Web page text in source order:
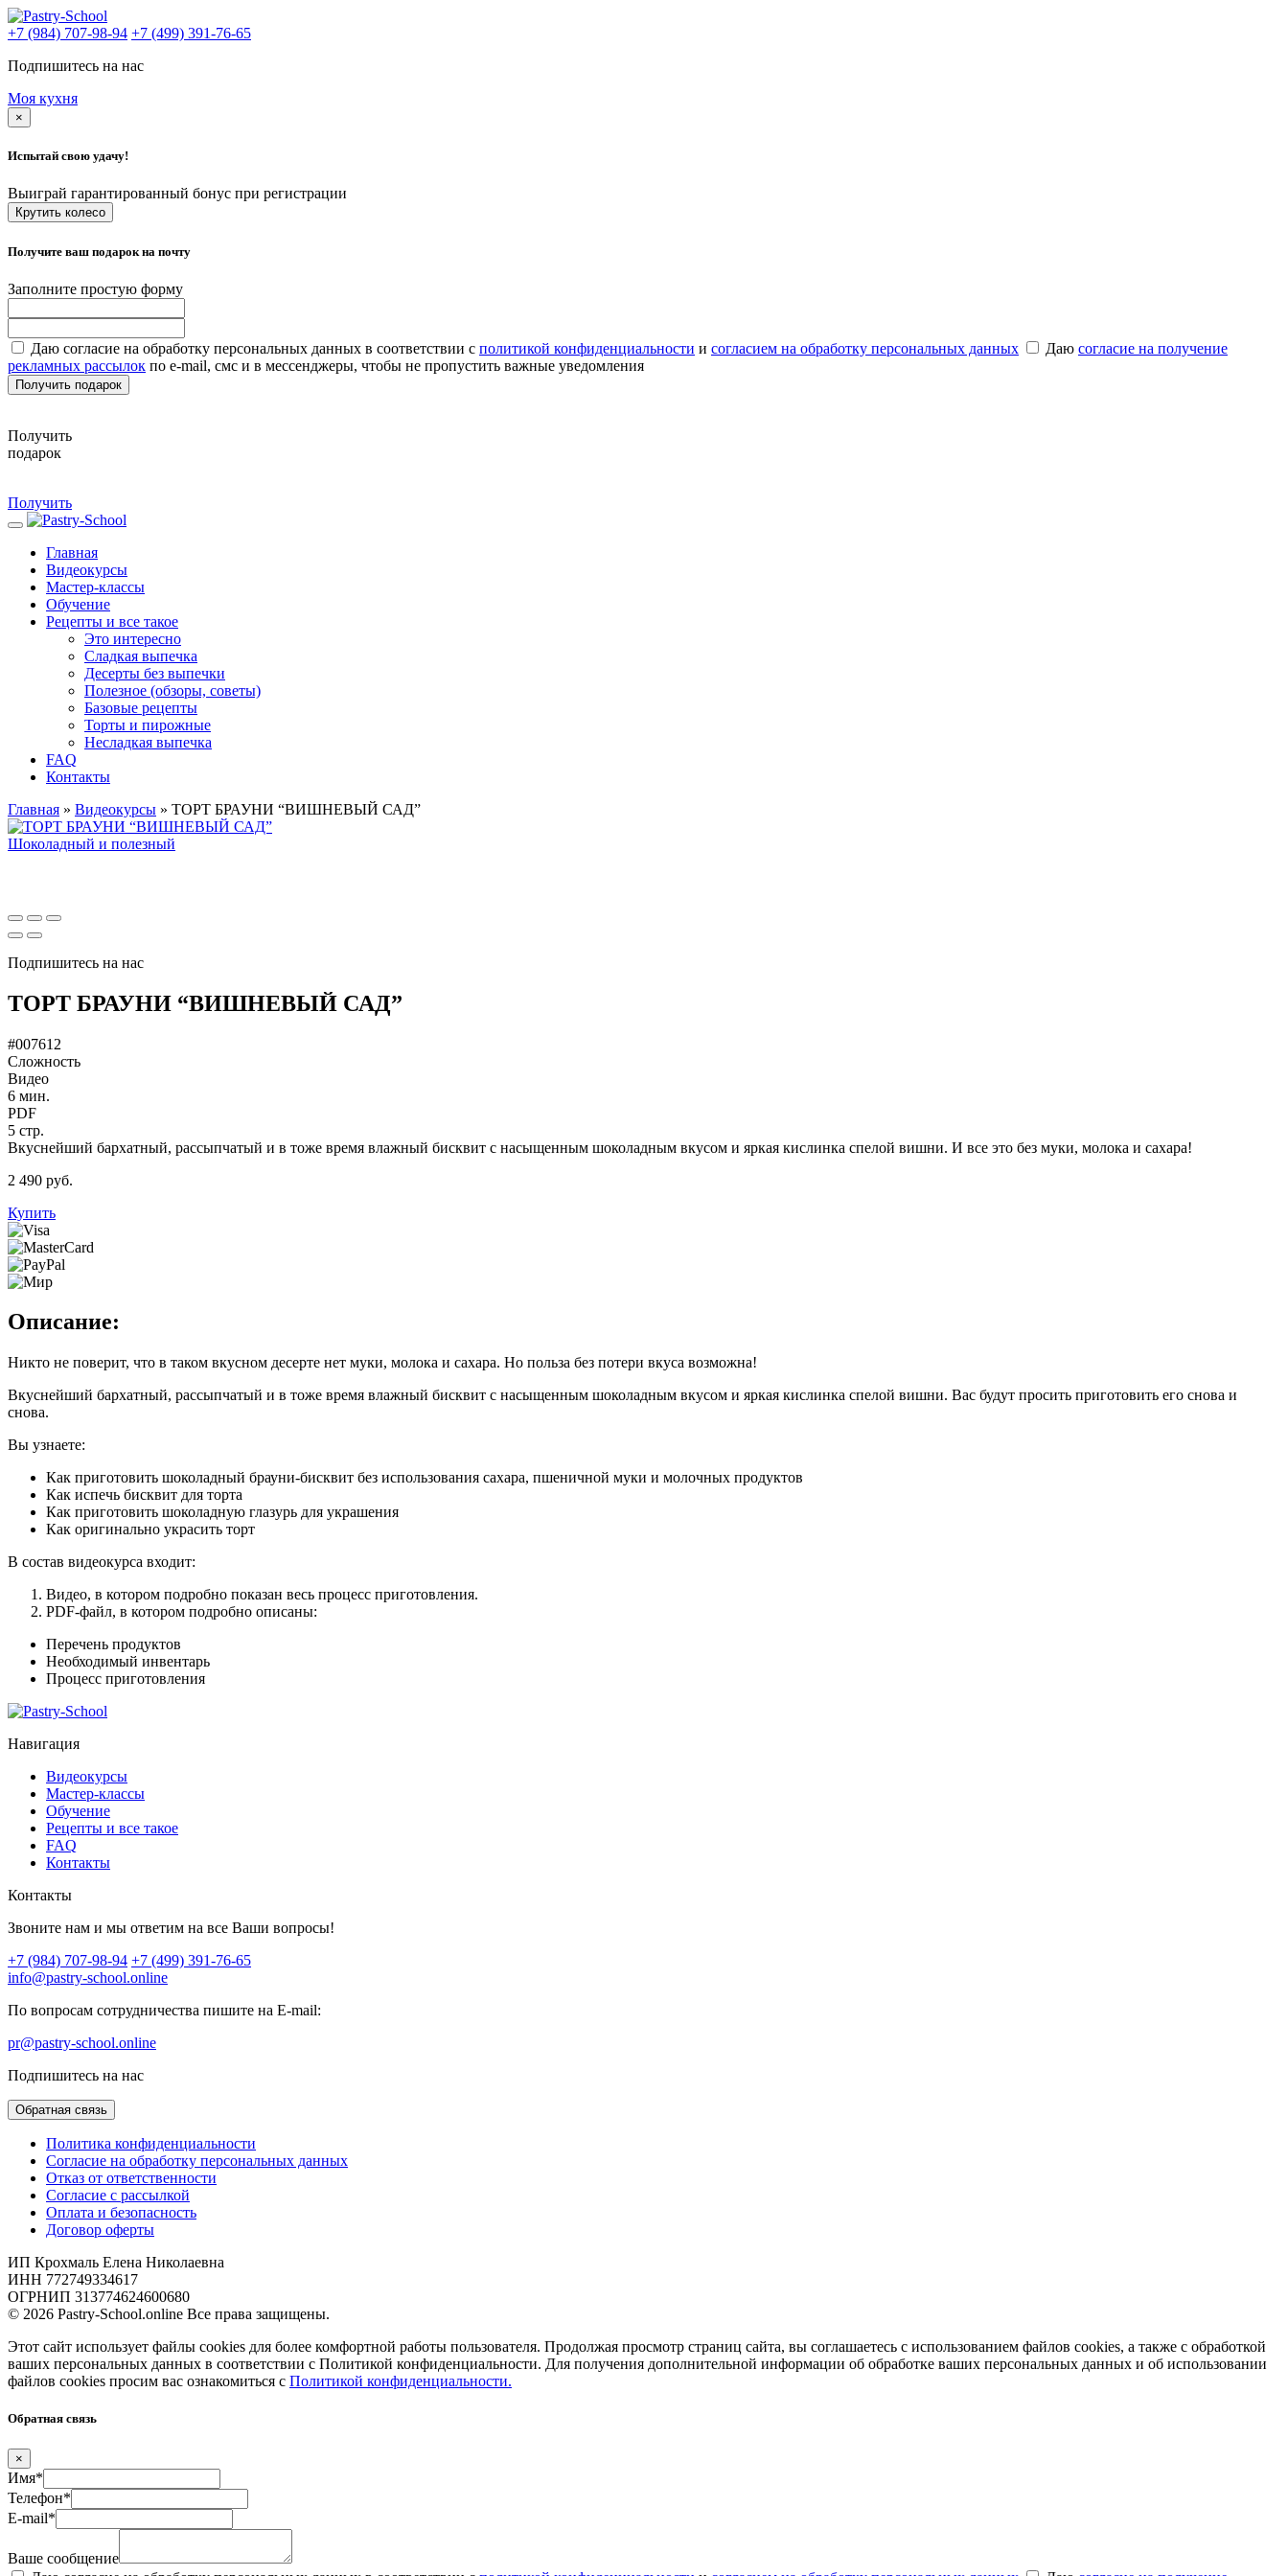
+7 (984) 707-98-94 +7 (499) 391-76-65
Подпишитесь на нас
Моя кухня
×
Испытай свою удачу!
Выиграй гарантированный бонус при регистрации
Крутить колесо
Получите ваш подарок на почту
Заполните простую форму
Даю согласие на обработку персональных данных в соответствии с политикой конфиденциальности и согласием на обработку персональных данных Даю согласие на получение
рекламных рассылок по e-mail, смс и в мессенджеры, чтобы не пропустить важные уведомления
Получить подарок
Получить
подарок
Получить
Главная
Видеокурсы
Мастер-классы
Обучение
Рецепты и все такое
Это интересно
Сладкая выпечка
Десерты без выпечки
Полезное (обзоры, советы)
Базовые рецепты
Торты и пирожные
Несладкая выпечка
FAQ
Контакты
Главная » Видеокурсы » ТОРТ БРАУНИ “ВИШНЕВЫЙ САД”
Шоколадный и полезный
Подпишитесь на нас
ТОРТ БРАУНИ “ВИШНЕВЫЙ САД”
#007612
Сложность
Видео
6 мин.
PDF
5 стр.
Вкуснейший бархатный, рассыпчатый и в тоже время влажный бисквит с насыщенным шоколадным вкусом и яркая кислинка спелой вишни. И все это без муки, молока и сахара!
2 490 руб.
Купить
Описание:
Никто не поверит, что в таком вкусном десерте нет муки, молока и сахара. Но польза без потери вкуса возможна!
Вкуснейший бархатный, рассыпчатый и в тоже время влажный бисквит с насыщенным шоколадным вкусом и яркая кислинка спелой вишни. Вас будут просить приготовить его снова и
снова.
Вы узнаете:
Как приготовить шоколадный брауни-бисквит без использования сахара, пшеничной муки и молочных продуктов
Как испечь бисквит для торта
Как приготовить шоколадную глазурь для украшения
Как оригинально украсить торт
В состав видеокурса входит:
Видео, в котором подробно показан весь процесс приготовления.
PDF-файл, в котором подробно описаны:
Перечень продуктов
Необходимый инвентарь
Процесс приготовления
Навигация
Видеокурсы
Мастер-классы
Обучение
Рецепты и все такое
FAQ
Контакты
Контакты
Звоните нам и мы ответим на все Ваши вопросы!
+7 (984) 707-98-94 +7 (499) 391-76-65
info@pastry-school.online
По вопросам сотрудничества пишите на E-mail:
pr@pastry-school.online
Подпишитесь на нас
Обратная связь
Политика конфиденциальности
Согласие на обработку персональных данных
Отказ от ответственности
Согласие с рассылкой
Оплата и безопасность
Договор оферты
ИП Крохмаль Елена Николаевна
ИНН 772749334617
ОГРНИП 313774624600680
© 2026 Pastry-School.online Все права защищены.
Этот сайт использует файлы cookies для более комфортной работы пользователя. Продолжая просмотр страниц сайта, вы соглашаетесь с использованием файлов cookies, а также с обработкой
ваших персональных данных в соответствии с Политикой конфиденциальности. Для получения дополнительной информации об обработке ваших персональных данных и об использовании
файлов cookies просим вас ознакомиться с Политикой конфиденциальности.
Обратная связь
×
Имя*
Телефон*
E-mail*
Ваше сообщение